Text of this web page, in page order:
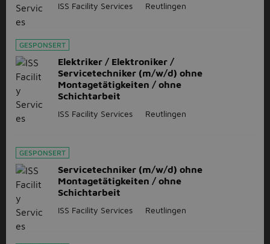
ISS Facility Services Reutlingen
GESPONSERT
Elektriker / Elektroniker /
Servicetechniker (m/w/d) ohne
Montagetätigkeiten / ohne
Schichtarbeit
ISS Facility Services Reutlingen
GESPONSERT
Servicetechniker (m/w/d) ohne
Montagetätigkeiten / ohne
Schichtarbeit
ISS Facility Services Reutlingen